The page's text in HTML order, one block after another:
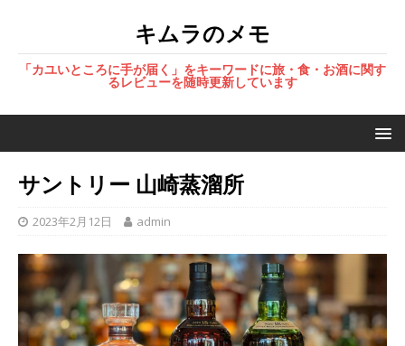
キムラのメモ
「カユいところに手が届く」をキーワードに旅・食・お酒に関す
るレビューを随時更新しています
サントリー 山崎蒸溜所
2023年2月12日 admin